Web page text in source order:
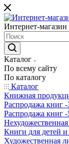
Интернет-магазин
Каталог
По всему сайту
По каталогу
Каталог
Книжная
Распродажа книг -
Распродажа книг -
Нехудожественная
Книги для детей
Художественная